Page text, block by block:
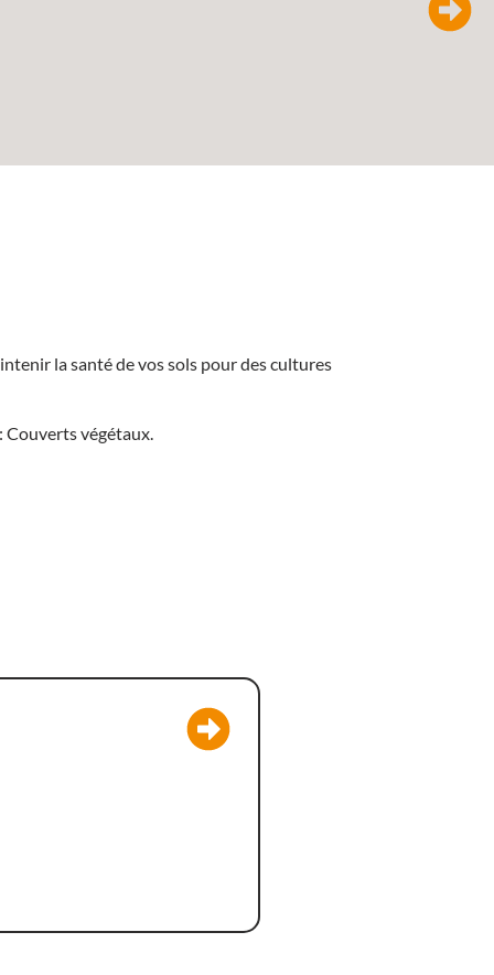
la santé de vos sols pour des cultures
Couverts végétaux.